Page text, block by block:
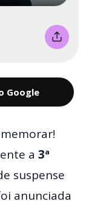
Google
a 3ª
suspense
anunciada